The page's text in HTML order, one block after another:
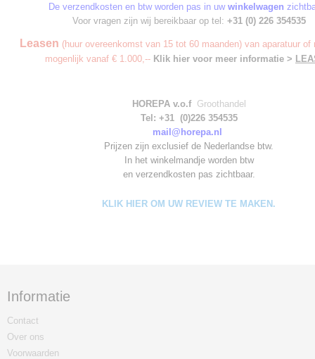
De verzendkosten en btw worden pas in uw winkelwagen
Voor vragen zijn wij bereikbaar op tel: +31 (0) 226 354535
Leasen (huur overeenkomst van 15 tot 60 maanden) van aparatuur of
mogenlijk vanaf € 1.000,-- Klik hier voor meer informatie >
HOREPA v.o.f Groothandel
Tel: +31 (0)226 354535
mail@horepa.nl
Prijzen zijn exclusief de Nederlandse btw.
In het winkelmandje wordenbtw
en verzendkosten pas zichtbaar.
KLIK HIER OM UW REVIEW TE MAKEN.
Informatie
Contact
Over ons
Voorwaarden